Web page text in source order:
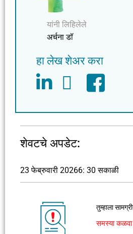
यांनी लिहिलेले
अर्चना डॉ
हा लेख शेअर करा
शेवटचे अपडेट:
23 फेब्रुवारी 20266: 30 सकाळी
तुम्हाला
समस्या कळवा